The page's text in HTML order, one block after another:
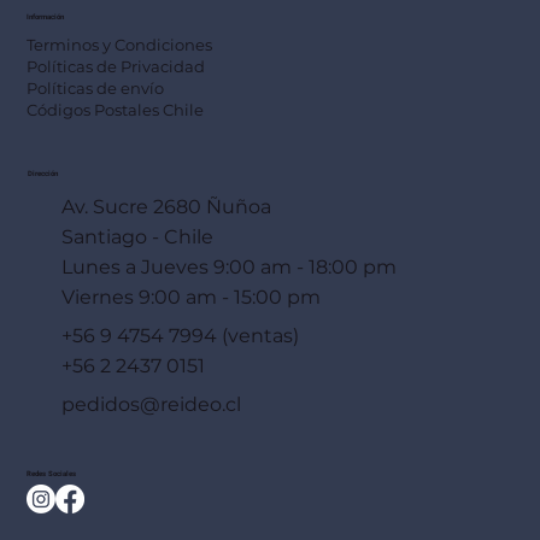
Información
Terminos y Condiciones
Políticas de Privacidad
Políticas de envío
Códigos Postales Chile
Dirección
Av. Sucre 2680 Ñuñoa
Santiago - Chile
Lunes a Jueves 9:00 am - 18:00 pm
Viernes 9:00 am - 15:00 pm
+56 9 4754 7994 (ventas)
+56 2 2437 0151
pedidos@reideo.cl
Redes Sociales